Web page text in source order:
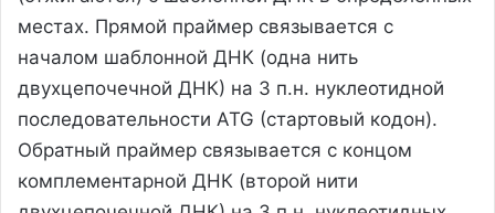
местах. Прямой праймер связывается с
началом шаблонной ДНК (одна нить
двухцепочечной ДНК) на 3 п.н. нуклеотидной
последовательности ATG (стартовый кодон).
Обратный праймер связывается с концом
комплементарной ДНК (второй нити